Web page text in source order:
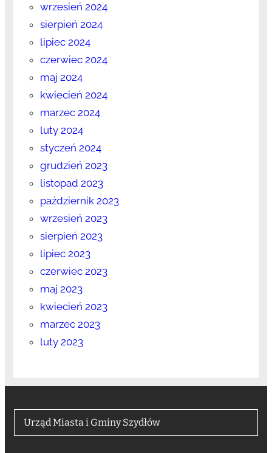
wrzesień 2024
sierpień 2024
lipiec 2024
czerwiec 2024
maj 2024
kwiecień 2024
marzec 2024
luty 2024
styczeń 2024
grudzień 2023
listopad 2023
październik 2023
wrzesień 2023
sierpień 2023
lipiec 2023
czerwiec 2023
maj 2023
kwiecień 2023
marzec 2023
luty 2023
Urząd Miasta i Gminy Szydłów